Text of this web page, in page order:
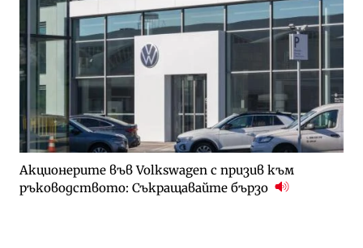
Акционерите във Volkswagen с призив към
ръководството: Съкращавайте бързо